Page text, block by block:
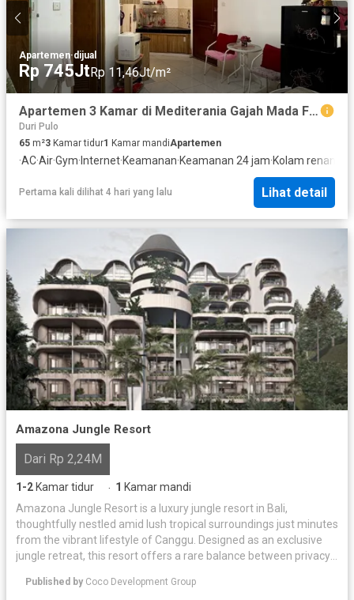
Apartemen·dijual
Rp 745JtRp 11,46Jt/m²
Apartemen 3 Kamar di Mediterania Gajah Mada Full Furnished
Duri Pulo
65 m²3 Kamar tidur1 Kamar mandiApartemen
·AC·Air·Gym·Internet·Keamanan·Keamanan 24 jam·Kolam renang
Pertama kali dilihat 4 hari yang lalu Lihat detail
Amazona Jungle Resort
Dari Rp 2,24M
1-2 Kamar tidur · 1 Kamar mandi
Amazona Jungle Resort is a luxury jungle resort in Bali,
thoughtfully nestled amid lush tropical surroundings just minutes
from the vibrant lifestyle of Canggu. Designed as an exclusive
jungle retreat, this resort offers a rare balance between privacy,
jungle villas across seven levels, each blending vintage luxury
Published by Coco Development Group